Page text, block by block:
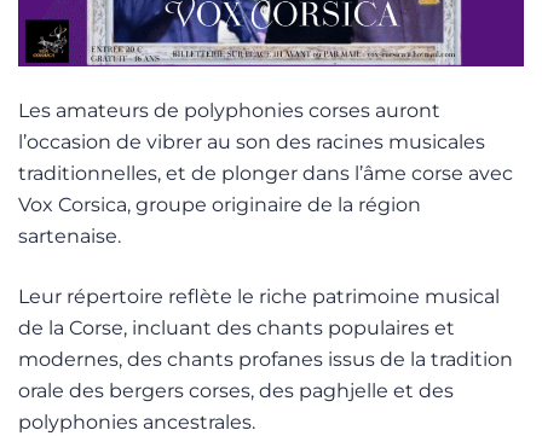
Les amateurs de polyphonies corses auront
l’occasion de vibrer au son des racines musicales
traditionnelles, et de plonger dans l’âme corse avec
Vox Corsica, groupe originaire de la région
sartenaise.
Leur répertoire reflète le riche patrimoine musical
de la Corse, incluant des chants populaires et
modernes, des chants profanes issus de la tradition
orale des bergers corses, des paghjelle et des
polyphonies ancestrales.